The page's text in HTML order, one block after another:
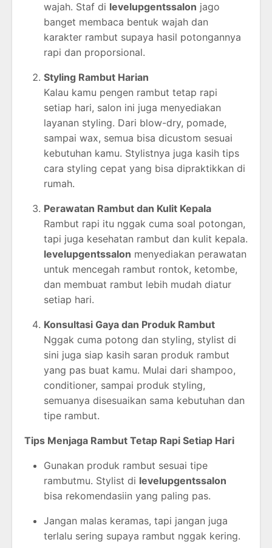
wajah. Staf di levelupgentssalon jago
banget membaca bentuk wajah dan
karakter rambut supaya hasil potongannya
rapi dan proporsional.
Styling Rambut Harian
Kalau kamu pengen rambut tetap rapi
setiap hari, salon ini juga menyediakan
layanan styling. Dari blow-dry, pomade,
sampai wax, semua bisa dicustom sesuai
kebutuhan kamu. Stylistnya juga kasih tips
cara styling cepat yang bisa dipraktikkan di
rumah.
Perawatan Rambut dan Kulit Kepala
Rambut rapi itu nggak cuma soal potongan,
tapi juga kesehatan rambut dan kulit kepala.
levelupgentssalon menyediakan perawatan
untuk mencegah rambut rontok, ketombe,
dan membuat rambut lebih mudah diatur
setiap hari.
Konsultasi Gaya dan Produk Rambut
Nggak cuma potong dan styling, stylist di
sini juga siap kasih saran produk rambut
yang pas buat kamu. Mulai dari shampoo,
conditioner, sampai produk styling,
semuanya disesuaikan sama kebutuhan dan
tipe rambut.
Tips Menjaga Rambut Tetap Rapi Setiap Hari
Gunakan produk rambut sesuai tipe
rambutmu. Stylist di levelupgentssalon
bisa rekomendasiin yang paling pas.
Jangan malas keramas, tapi jangan juga
terlalu sering supaya rambut nggak kering.